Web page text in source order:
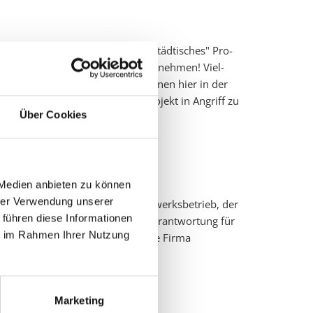
Über Cookies
anbieten zu können
Verwendung unserer
diese Informationen
Rahmen Ihrer Nutzung
Marketing
Aber auch wenn Sie ein "groß­städ­ti­sches" Pro­
GmbH Ihren Auf­trag gern über­neh­men! Viel­
Rah­den-We­he! Und wenn Ihnen hier in der
ist gern be­reit, Ihr Traum­pro­jekt in An­griff zu
der ursprünglich kleine Handwerksbetrieb, der
und dessen Sohn die Verantwortung für
Viele Bauvorhaben hat die Firma